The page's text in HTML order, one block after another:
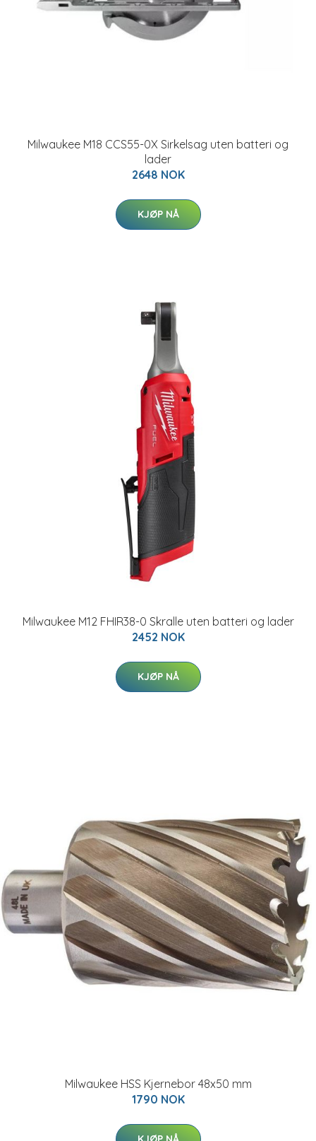
Milwaukee M18 CCS55-0X Sirkelsag uten batteri og
lader
2648 NOK
KJØP NÅ
Milwaukee M12 FHIR38-0 Skralle uten batteri og lader
2452 NOK
KJØP NÅ
Milwaukee HSS Kjernebor 48x50 mm
1790 NOK